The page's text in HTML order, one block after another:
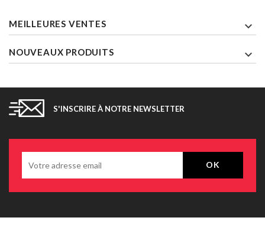
MEILLEURES VENTES 
NOUVEAUX PRODUITS 
S'INSCRIRE À NOTRE NEWSLETTER